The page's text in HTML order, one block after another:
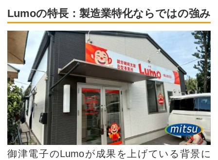
Lumoの特長：製造業特化ならではの強み
御津電子のLumoが成果を上げている背景に